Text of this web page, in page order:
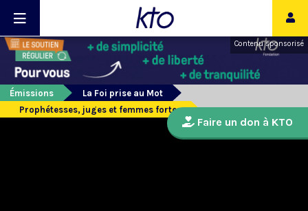
Contenu sponsorisé
Émissions
La Foi prise au Mot
Prophétesses, juges et femmes fortes
Faire un don à KTO